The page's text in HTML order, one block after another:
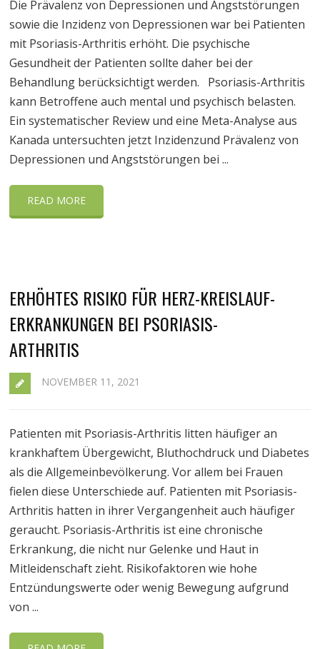
Die Prävalenz von Depressionen und Angststörungen
sowie die Inzidenz von Depressionen war bei Patienten
mit Psoriasis-Arthritis erhöht. Die psychische
Gesundheit der Patienten sollte daher bei der
Behandlung berücksichtigt werden. Psoriasis-Arthritis
kann Betroffene auch mental und psychisch belasten.
Ein systematischer Review und eine Meta-Analyse aus
Kanada untersuchten jetzt Inzidenzund Prävalenz von
Depressionen und Angststörungen bei ...
READ MORE
ERHÖHTES RISIKO FÜR HERZ-KREISLAUF-
ERKRANKUNGEN BEI PSORIASIS-
ARTHRITIS
NOVEMBER 11, 2021
Patienten mit Psoriasis-Arthritis litten häufiger an
krankhaftem Übergewicht, Bluthochdruck und Diabetes
als die Allgemeinbevölkerung. Vor allem bei Frauen
fielen diese Unterschiede auf. Patienten mit Psoriasis-
Arthritis hatten in ihrer Vergangenheit auch häufiger
geraucht. Psoriasis-Arthritis ist eine chronische
Erkrankung, die nicht nur Gelenke und Haut in
Mitleidenschaft zieht. Risikofaktoren wie hohe
Entzündungswerte oder wenig Bewegung aufgrund
von ...